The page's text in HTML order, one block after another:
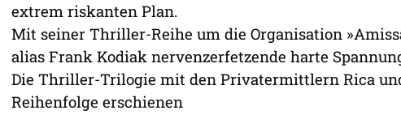
extrem riskanten Plan.
Mit seiner Thriller-Reihe um die Organisation
alias Frank Kodiak nervenzerfetzende harte
Die Thriller-Trilogie mit den Privatermittlern Rica
Reihenfolge erschienen